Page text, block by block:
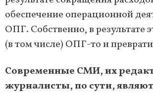
обеспечение операционной
ОПГ. Собственно, в результате
(в том числе) ОПГ-то и
Современные СМИ, их
журналисты, по сути,